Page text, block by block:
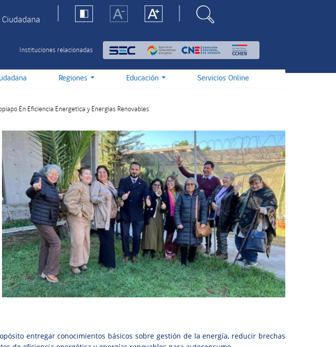
Instituciones relacionadas
Regiones Educación Servicios Online
En Eficiencia Energetica y Energias Renovables
entregar conocimientos básicos sobre gestión de la energía, reducir brechas